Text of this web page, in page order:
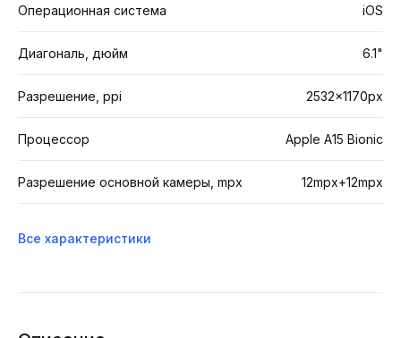
Операционная система iOS
Диагональ, дюйм 6.1"
Разрешение, ppi 2532x1170px
Процессор Apple A15 Bionic
Разрешение основной камеры, mpx 12mpx+12mpx
Все характеристики